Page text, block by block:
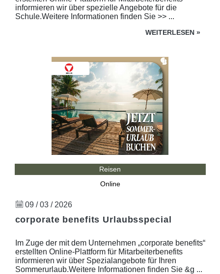
informieren wir über spezielle Angebote für die
Schule.Weitere Informationen finden Sie >> ...
WEITERLESEN »
Reisen
Online
09 / 03 / 2026
corporate benefits Urlaubsspecial
Im Zuge der mit dem Unternehmen „corporate benefits“
erstellten Online-Plattform für Mitarbeiterbenefits
informieren wir über Spezialangebote für Ihren
Sommerurlaub.Weitere Informationen finden Sie &g ...